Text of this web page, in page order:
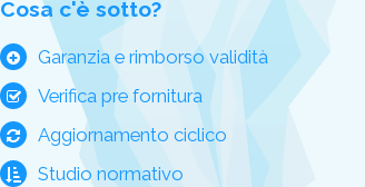
Cosa c'è sotto?
Garanzia e rimborso validità
Verifica pre fornitura
Aggiornamento ciclico
Studio normativo